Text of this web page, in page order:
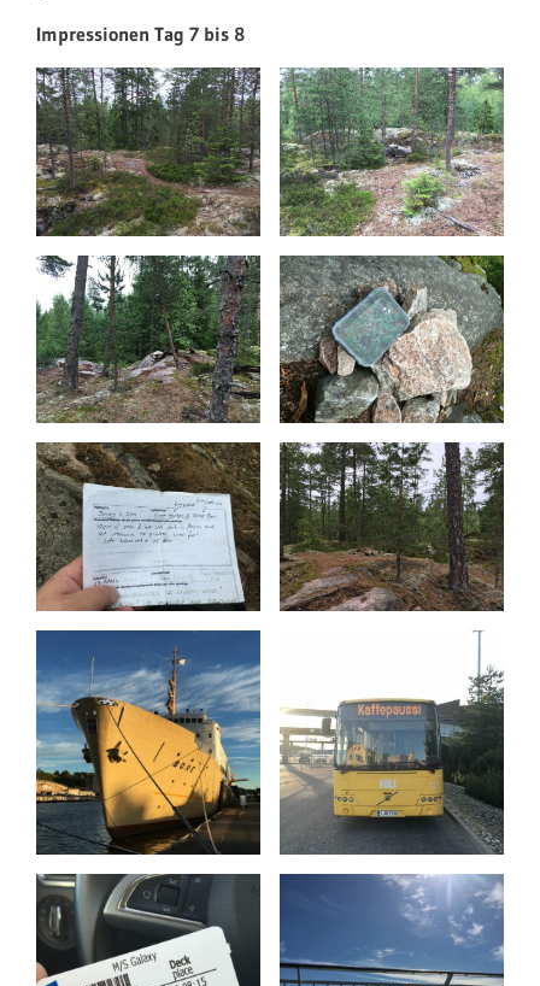
Impressionen Tag 7 bis 8